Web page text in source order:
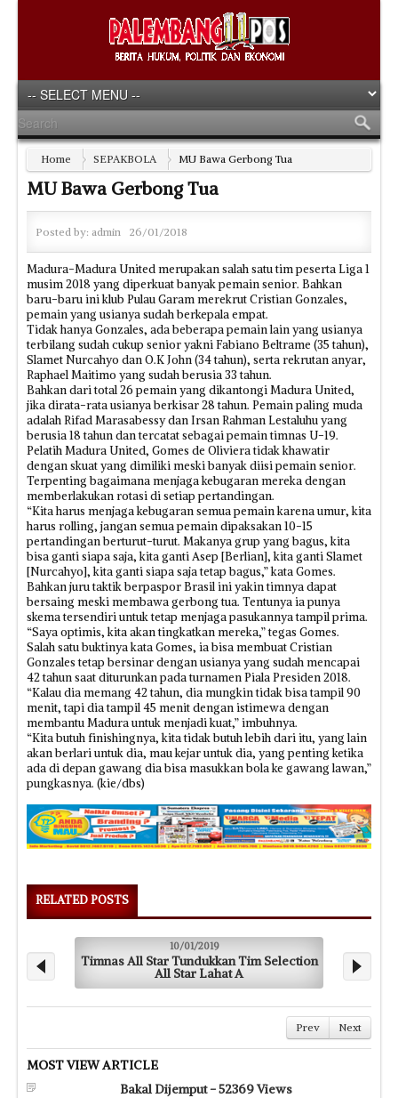
Home SEPAKBOLA MU Bawa Gerbong Tua
MU Bawa Gerbong Tua
Posted by: admin 26/01/2018
Madura-Madura United merupakan salah satu tim peserta Liga 1
musim 2018 yang diperkuat banyak pemain senior. Bahkan
baru-baru ini klub Pulau Garam merekrut Cristian Gonzales,
pemain yang usianya sudah berkepala empat.
Tidak hanya Gonzales, ada beberapa pemain lain yang usianya
terbilang sudah cukup senior yakni Fabiano Beltrame (35 tahun),
Slamet Nurcahyo dan O.K John (34 tahun), serta rekrutan anyar,
Raphael Maitimo yang sudah berusia 33 tahun.
Bahkan dari total 26 pemain yang dikantongi Madura United,
jika dirata-rata usianya berkisar 28 tahun. Pemain paling muda
adalah Rifad Marasabessy dan Irsan Rahman Lestaluhu yang
berusia 18 tahun dan tercatat sebagai pemain timnas U-19.
Pelatih Madura United, Gomes de Oliviera tidak khawatir
dengan skuat yang dimiliki meski banyak diisi pemain senior.
Terpenting bagaimana menjaga kebugaran mereka dengan
memberlakukan rotasi di setiap pertandingan.
“Kita harus menjaga kebugaran semua pemain karena umur, kita
harus rolling, jangan semua pemain dipaksakan 10-15
pertandingan berturut-turut. Makanya grup yang bagus, kita
bisa ganti siapa saja, kita ganti Asep [Berlian], kita ganti Slamet
[Nurcahyo], kita ganti siapa saja tetap bagus,” kata Gomes.
Bahkan juru taktik berpaspor Brasil ini yakin timnya dapat
bersaing meski membawa gerbong tua. Tentunya ia punya
skema tersendiri untuk tetap menjaga pasukannya tampil prima.
“Saya optimis, kita akan tingkatkan mereka,” tegas Gomes.
Salah satu buktinya kata Gomes, ia bisa membuat Cristian
Gonzales tetap bersinar dengan usianya yang sudah mencapai
42 tahun saat diturunkan pada turnamen Piala Presiden 2018.
“Kalau dia memang 42 tahun, dia mungkin tidak bisa tampil 90
menit, tapi dia tampil 45 menit dengan istimewa dengan
membantu Madura untuk menjadi kuat,” imbuhnya.
“Kita butuh finishingnya, kita tidak butuh lebih dari itu, yang lain
akan berlari untuk dia, mau kejar untuk dia, yang penting ketika
ada di depan gawang dia bisa masukkan bola ke gawang lawan,”
pungkasnya. (kie/dbs)
RELATED POSTS
10/01/2019
Timnas All Star Tundukkan Tim Selection
All Star Lahat A
Prev Next
MOST VIEW ARTICLE
Bakal Dijemput - 52369 Views